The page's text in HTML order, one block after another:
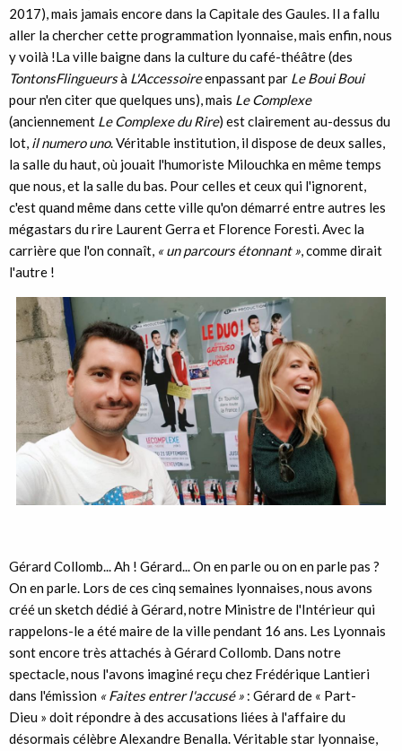
2017), mais jamais encore dans la Capitale des Gaules. Il a fallu
aller la chercher cette programmation lyonnaise, mais enfin, nous
y voilà !La ville baigne dans la culture du café-théâtre (des
TontonsFlingueursà L'Accessoireenpassant par Le Boui Boui
pour n'en citer que quelques uns), mais Le Complexe
(anciennement Le Complexe du Rire) est clairement au-dessus du
lot, il numero uno. Véritable institution, il dispose de deux salles,
la salle du haut, où jouait l'humoriste Milouchka en même temps
que nous, et la salle du bas. Pour celles et ceux qui l'ignorent,
c'est quand même dans cette ville qu'on démarré entre autres les
mégastars du rire Laurent Gerra et Florence Foresti. Avec la
carrière que l'on connaît, « un parcours étonnant », comme dirait
l'autre !
Gérard Collomb... Ah ! Gérard... On en parle ou on en parle pas ?
On en parle. Lors de ces cinq semaines lyonnaises, nous avons
créé un sketch dédié à Gérard, notre Ministre de l'Intérieur qui
rappelons-le a été maire de la ville pendant 16 ans. Les Lyonnais
sont encore très attachés à Gérard Collomb. Dans notre
spectacle, nous l'avons imaginé reçu chez Frédérique Lantieri
dans l'émission « Faites entrer l'accusé » : Gérard de « Part-
Dieu » doit répondre à des accusations liées à l'affaire du
désormais célèbre Alexandre Benalla. Véritable star lyonnaise,